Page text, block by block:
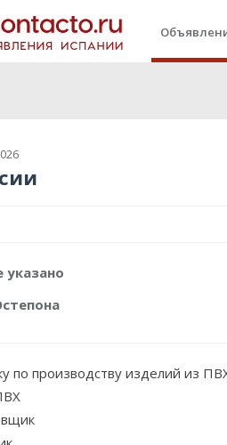
указано
по производству изделий из